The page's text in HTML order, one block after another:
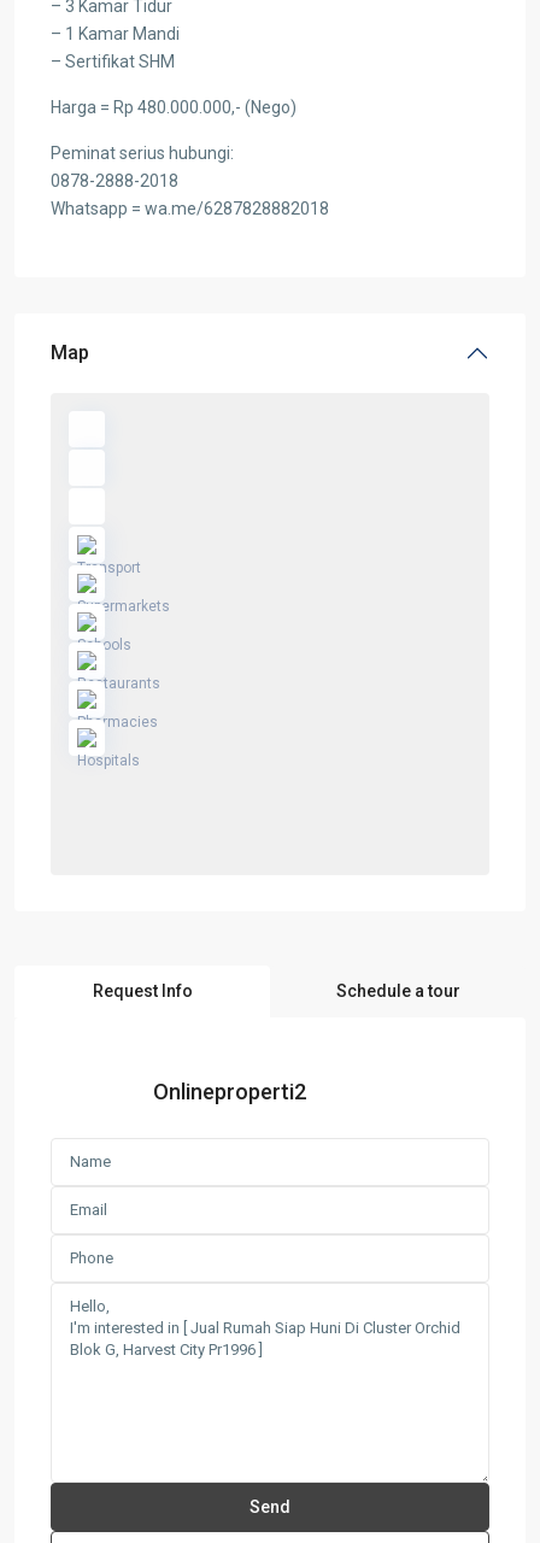
– 3 Kamar Tidur
– 1 Kamar Mandi
– Sertifikat SHM
Harga = Rp 480.000.000,- (Nego)
Peminat serius hubungi:
0878-2888-2018
Whatsapp = wa.me/6287828882018
Map
Request Info Schedule a tour
Onlineproperti2